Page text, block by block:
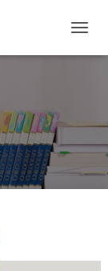
R
C
Z
A
W
J